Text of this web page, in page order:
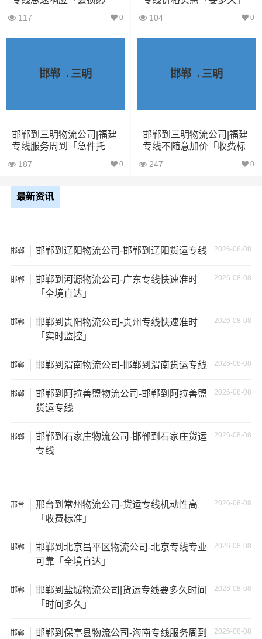
车
5米2货
6米8货
车
48立方 10吨 7×2.4×2.9
车
17米
+箱式
货车
方
27吨 17×2.8×2.9
17.5米
货车
137立
方
29吨
17.5×2.8×2.9
其他货主物流经验分享
已发过北京到三明货物的货主告诉大家如果你选择了一
家不靠谱的物流公司，可能会面临以下风险和损失：
1、包裹丢失或损坏：不靠谱的物流公司可能会在运输过程
2、运输时间延迟：不靠谱的物流公司可能会在运输过程中
出现延误，导致你的物品无法按时送达；
3、服务质量差：不靠谱的物流公司可能会提供劣质的服
务，例如不及时回复客户咨询、不提供准确的物流信息
4、安全风险：不靠谱的物流公司可能会存在安全风险，例
117 0 104 0
邯郸→三明
邯郸到三明物流公司|福建
专线服务周到「急件托
187 0
邯郸→三明
邯郸到三明物流公司|福建
专线不随意加价「收费标
247 0
最新资讯
邯郸 2026-08-08
邯郸到辽阳物流公司-邯郸到辽阳货运专线
邯郸 2026-08-08
邯郸到河源物流公司-广东专线快速准时
「全境直达」
邯郸 2026-08-08
邯郸到贵阳物流公司-贵州专线快速准时
「实时监控」
邯郸 2026-08-08
邯郸到渭南物流公司-邯郸到渭南货运专线
邯郸 2026-08-08
邯郸到阿拉善盟物流公司-邯郸到阿拉善盟
货运专线
邯郸 2026-08-08
邯郸到石家庄物流公司-邯郸到石家庄货运
专线
邢台 2026-08-08
邢台到常州物流公司-货运专线机动性高
「收费标准」
邯郸 2026-08-08
邯郸到北京昌平区物流公司-北京专线专业
可靠「全境直达」
邯郸 2026-08-08
邯郸到盐城物流公司|货运专线要多久时间
「时间多久」
邯郸 2026-08-08
邯郸到保亭县物流公司-海南专线服务周到